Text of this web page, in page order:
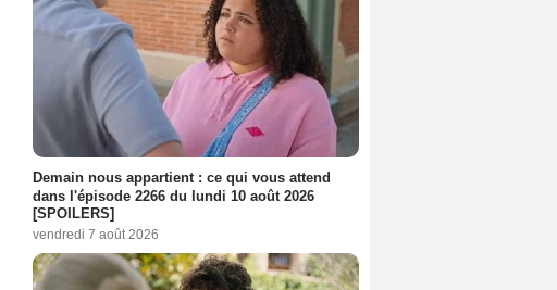
Demain nous appartient : ce qui vous attend
dans l'épisode 2266 du lundi 10 août 2026
[SPOILERS]
vendredi 7 août 2026